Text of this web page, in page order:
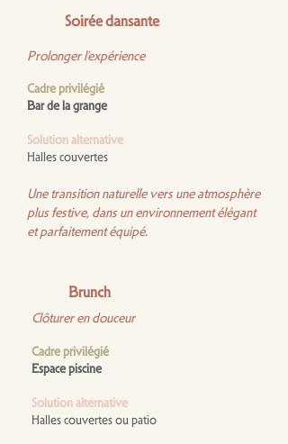
Soirée dansante
Prolonger l’expérience
Cadre privilégié
Bar de la grange
Solution alternative
Halles couvertes
Une transition naturelle vers une atmosphère
plus festive, dans un environnement élégant
et parfaitement équipé.
Brunch
Clôturer en douceur
Cadre privilégié
Espace piscine
Solution alternative
Halles couvertes ou patio